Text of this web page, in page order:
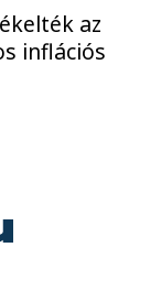
az
inflációs